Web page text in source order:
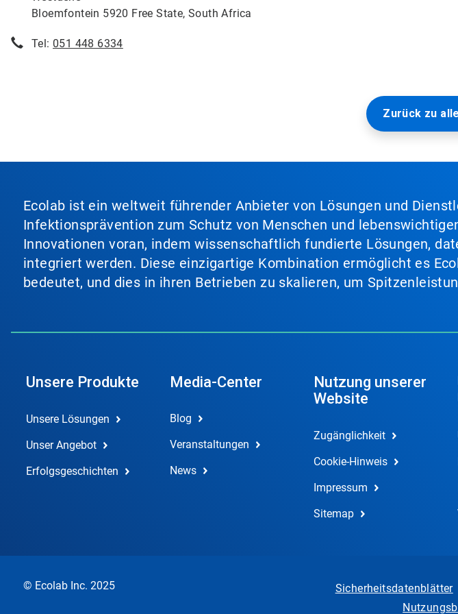
Bloemfontein 5920 Free State, South Africa
Tel: 051 448 6334
Zurück zu
Ecolab ist ein weltweit führender Anbieter von Lösungen und
Infektionsprävention zum Schutz von Menschen und
Innovationen voran, indem wissenschaftlich fundierte Lösungen,
integriert werden. Diese einzigartige Kombination ermöglicht es
bedeutet, und dies in ihren Betrieben zu skalieren, um
Unsere Produkte
Unsere Lösungen
Unser Angebot
Erfolgsgeschichten
Media-Center
Blog
Veranstaltungen
News
Nutzung unserer
Website
Zugänglichkeit
Cookie-Hinweis
Impressum
Sitemap
© Ecolab Inc. 2025 Sicherheitsdatenblätter